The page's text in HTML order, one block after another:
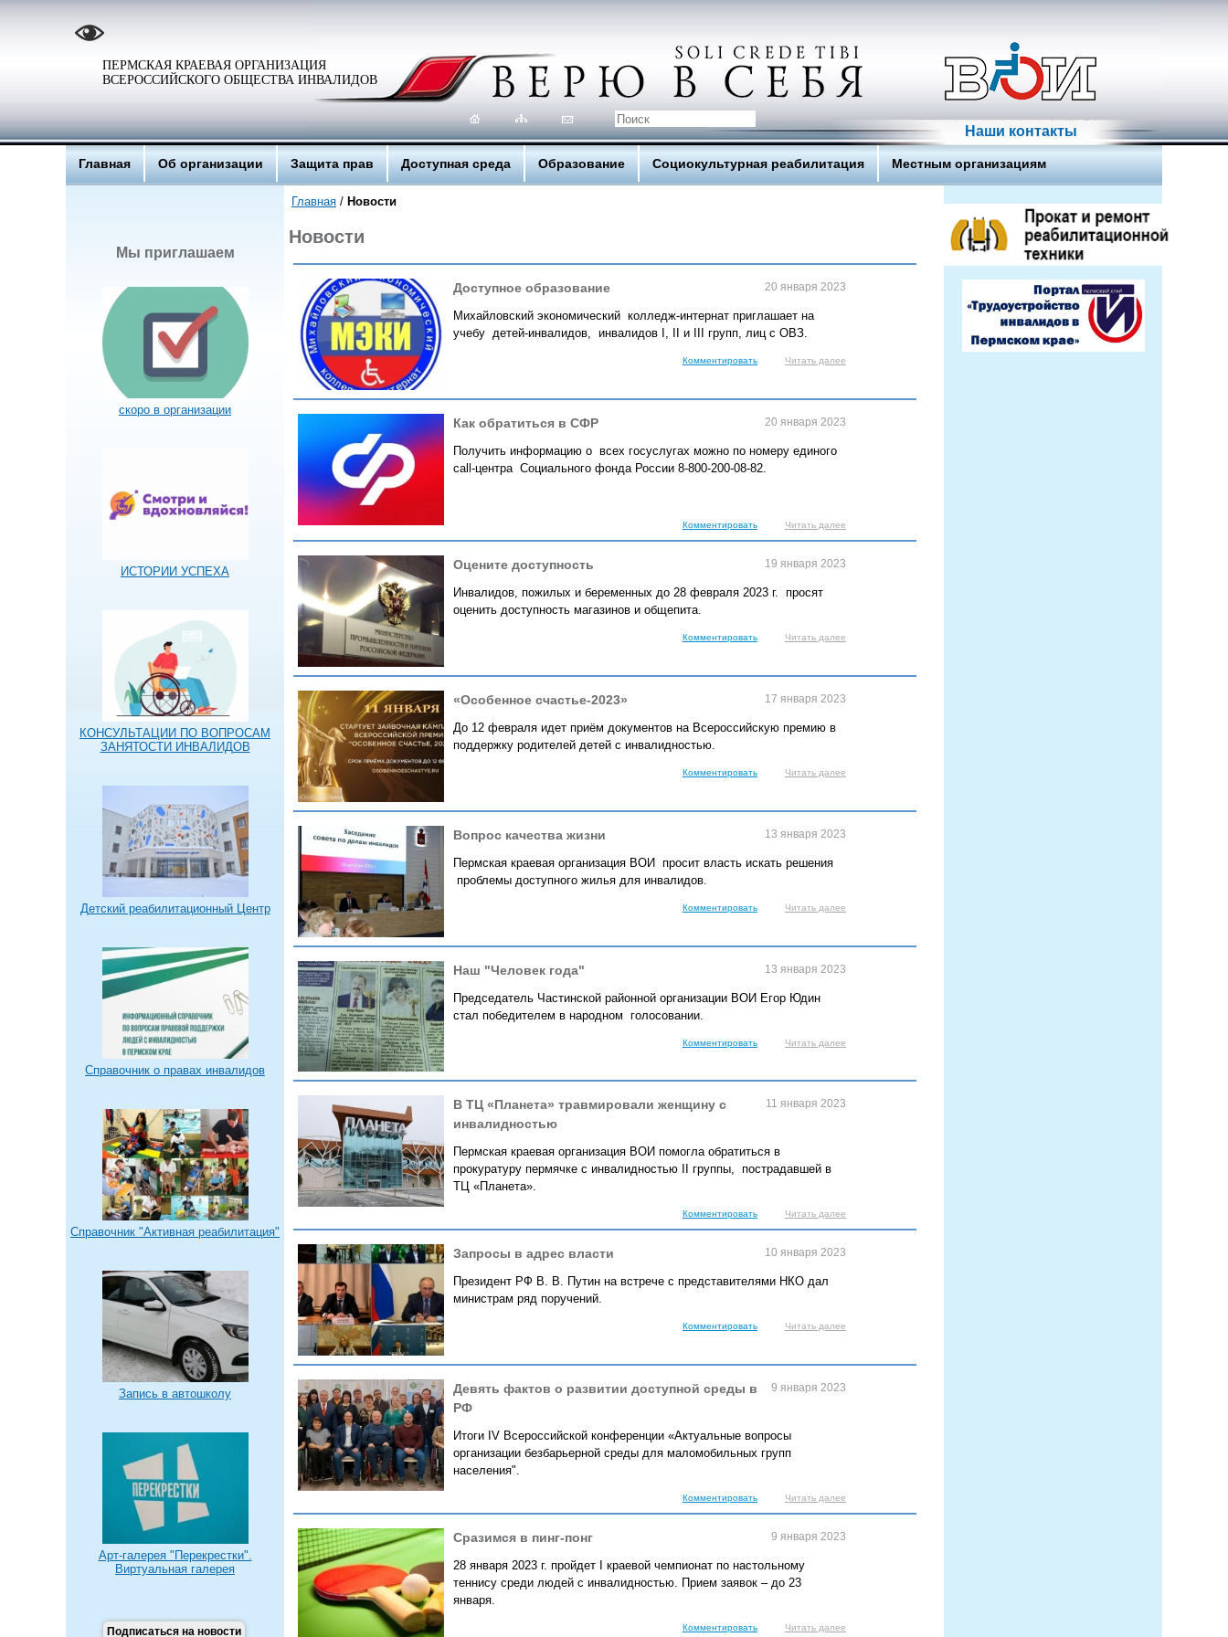
ПЕРМСКАЯ КРАЕВАЯ ОРГАНИЗАЦИЯ
ВСЕРОССИЙСКОГО ОБЩЕСТВА ИНВАЛИДОВ
Наши контакты
Главная Об организации Защита прав Доступная среда Образование Социокультурная реабилитация Местным организациям
Мы приглашаем
скоро в организации
ИСТОРИИ УСПЕХА
КОНСУЛЬТАЦИИ ПО ВОПРОСАМ
ЗАНЯТОСТИ ИНВАЛИДОВ
Детский реабилитационный Центр
Справочник о правах инвалидов
Справочник "Активная реабилитация"
Запись в автошколу
Арт-галерея "Перекрестки".
Виртуальная галерея
Подписаться на новости
Главная / Новости
Новости
20 января 2023
Доступное образование
Михайловский экономический колледж-интернат приглашает на
учебу детей-инвалидов, инвалидов I, II и III групп, лиц с ОВЗ.
Читать далее
Комментировать
20 января 2023
Как обратиться в СФР
Получить информацию о всех госуслугах можно по номеру единого
call-центра Социального фонда России 8-800-200-08-82.
Читать далее
Комментировать
19 января 2023
Оцените доступность
Инвалидов, пожилых и беременных до 28 февраля 2023 г. просят
оценить доступность магазинов и общепита.
Читать далее
Комментировать
17 января 2023
«Особенное счастье-2023»
​До 12 февраля идет приём документов на Всероссийскую премию в
поддержку родителей детей с инвалидностью.
Читать далее
Комментировать
13 января 2023
Вопрос качества жизни
Пермская краевая организация ВОИ просит власть искать решения
проблемы доступного жилья для инвалидов.
Читать далее
Комментировать
13 января 2023
Наш "Человек года"
Председатель Частинской районной организации ВОИ Егор Юдин
стал победителем в народном голосовании.
Читать далее
Комментировать
11 января 2023
В ТЦ «Планета» травмировали женщину с
инвалидностью
Пермская краевая организация ВОИ помогла обратиться в
прокуратуру пермячке с инвалидностью II группы, пострадавшей в
ТЦ «Планета».
Читать далее
Комментировать
10 января 2023
Запросы в адрес власти
Президент РФ В. В. Путин на встрече с представителями НКО дал
министрам ряд поручений.
Читать далее
Комментировать
9 января 2023
Девять фактов о развитии доступной среды в
РФ
Итоги IV Всероссийской конференции «Актуальные вопросы
организации безбарьерной среды для маломобильных групп
населения".
Читать далее
Комментировать
9 января 2023
Сразимся в пинг-понг
28 января 2023 г. пройдет I краевой чемпионат по настольному
теннису среди людей с инвалидностью. Прием заявок – до 23
января.
Читать далее
Комментировать